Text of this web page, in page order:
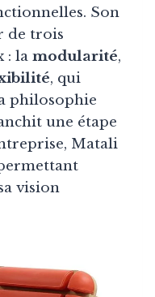
Son
de trois
: la modularité,
, qui
philosophie
une étape
Matali
vision